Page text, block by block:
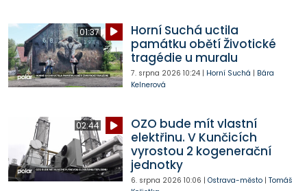
01:37
Horní Suchá uctila
památku obětí Životické
tragédie u muralu
7. srpna 2026 10:24| Horní Suchá | Bára
Kelnerová
02:44
OZO bude mít vlastní
elektřinu. V Kunčicích
vyrostou 2 kogenerační
jednotky
6. srpna 2026 10:06 | Ostrava-město| Tomáš